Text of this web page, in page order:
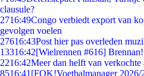
clausule?
2716:49Congo verbiedt export van
gevolgen voelen
27616:43Post hier pas overleden
13316:42[Wielrennen #616] Brennan!
2216:42Meer dan helft van
8516:41 [FOK!Voetbalmanager